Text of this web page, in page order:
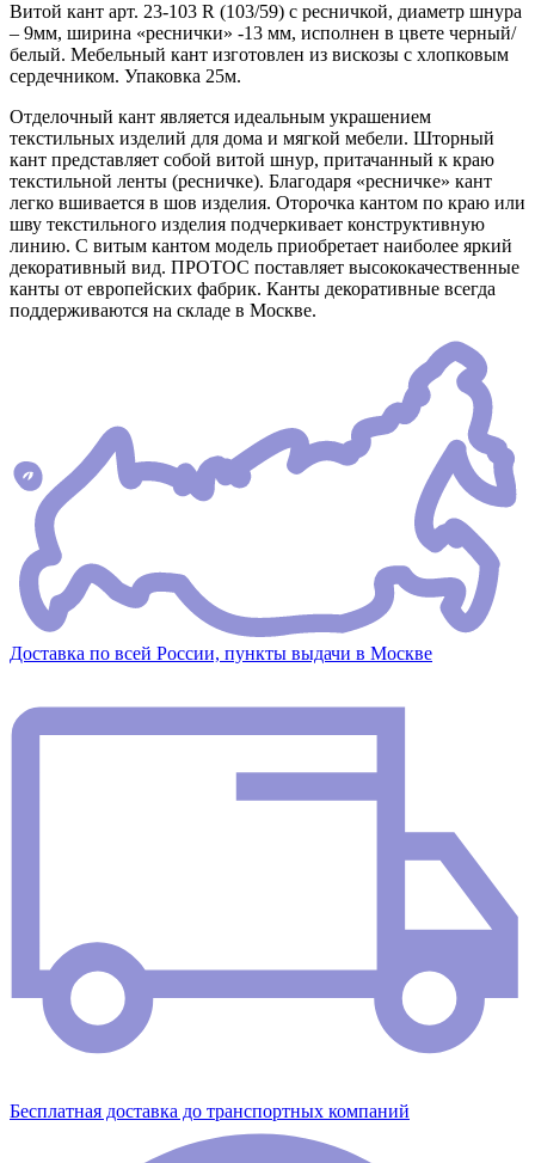
Витой кант арт. 23-103 R (103/59) с ресничкой, диаметр шнура
– 9мм, ширина «реснички» -13 мм, исполнен в цвете черный/
белый. Мебельный кант изготовлен из вискозы с хлопковым
сердечником. Упаковка 25м.
Отделочный кант является идеальным украшением
текстильных изделий для дома и мягкой мебели. Шторный
кант представляет собой витой шнур, притачанный к краю
текстильной ленты (ресничке). Благодаря «ресничке» кант
легко вшивается в шов изделия. Оторочка кантом по краю или
шву текстильного изделия подчеркивает конструктивную
линию. С витым кантом модель приобретает наиболее яркий
декоративный вид. ПРОТОС поставляет высококачественные
канты от европейских фабрик. Канты декоративные всегда
поддерживаются на складе в Москве.
Доставка по всей России, пункты выдачи в Москве
Бесплатная доставка до транспортных компаний